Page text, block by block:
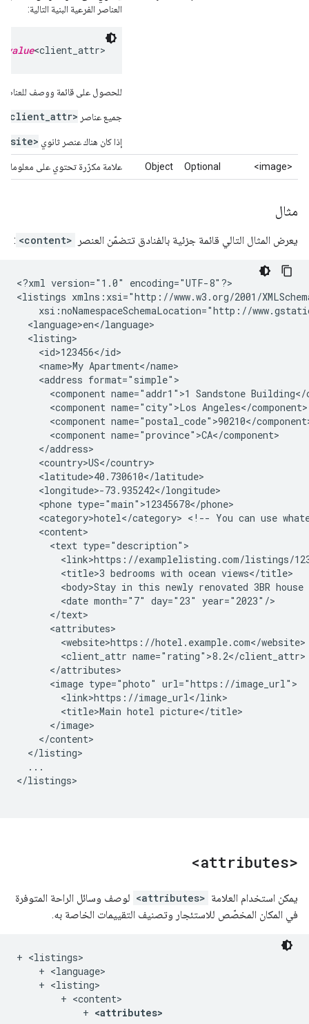
العناصر الفرعية البنية التالية:
<client_attr>
للحصول على قائمة ووصف للعناصر
جميع عناصر <client_attr>
إذا كان هناك عنصر ثانوي
<image>
Optional
Object علامة مكرّرة تحتوي على معلومات
مثال
يعرض المثال التالي قائمة جزئية بالفنادق تتضمّن العنصر <content>
:
<?xml version="1.0"
encoding="UTF-8"?>
<listings
<name>My
<address
<component name="addr1">1 Sandstone
<component name="city">Los
<component
<component
<phone
<category>hotel</category> <!-- You can use
<text
<title>3 bedrooms with ocean
<body>Stay in this newly renovated 3BR house
<date month="7" day="23"
<client_attr
<image type="photo"
<title>Main hotel
...
</listings>
<attributes>
يمكن استخدام العلامة <attributes> لوصف وسائل الراحة المتوفرة
في المكان المخصّص للاستئجار وتصنيف التقييمات الخاصة به.
+ <listings>
    + <language>
    + <listing>
        + <content>
            +
<attributes>